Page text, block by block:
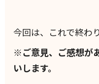
今回は、これで終わ
※ご意見、ご感想が
いします。